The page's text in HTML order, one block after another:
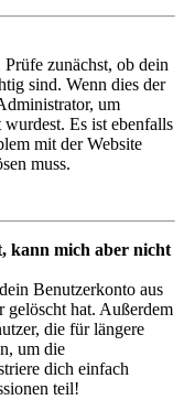
zunächst, ob dein
sind. Wenn dies der
um
wurdest. Es ist ebenfalls
mit der Website
muss.
kann mich aber nicht
Benutzerkonto aus
gelöscht hat. Außerdem
die für längere
um die
dich einfach
teil!